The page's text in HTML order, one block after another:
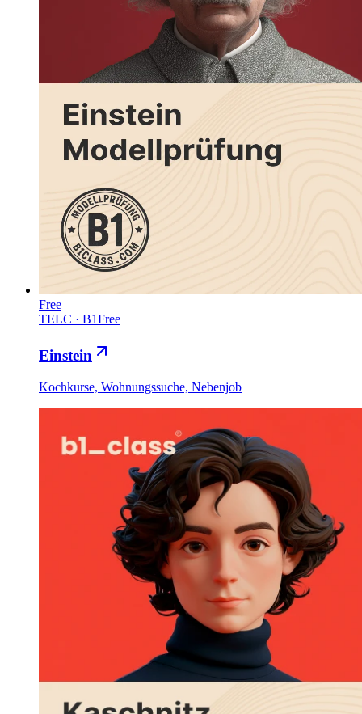
Free
TELC · B1Free
Einstein
Kochkurse, Wohnungssuche, Nebenjob